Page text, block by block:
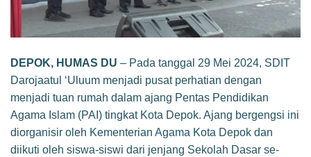
DEPOK, HUMAS DU – Pada tanggal 29 Mei 2024, SDIT
Darojaatul ‘Uluum menjadi pusat perhatian dengan
menjadi tuan rumah dalam ajang Pentas Pendidikan
Agama Islam (PAI) tingkat Kota Depok. Ajang bergengsi ini
diorganisir oleh Kementerian Agama Kota Depok dan
diikuti oleh siswa-siswi dari jenjang Sekolah Dasar se-